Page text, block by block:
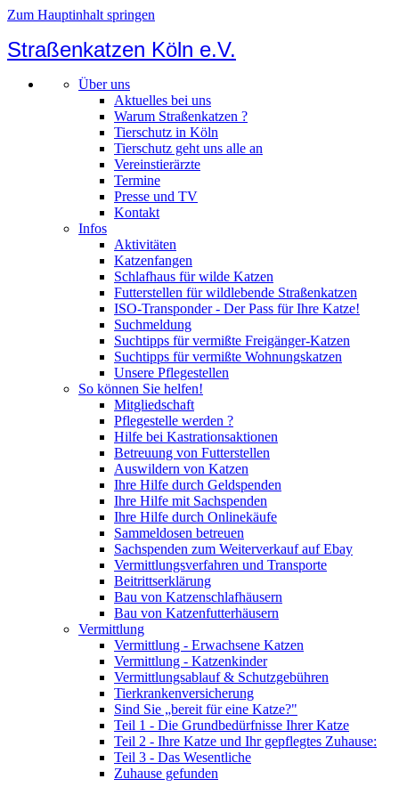
Zum Hauptinhalt springen
Straßenkatzen Köln e.V.
Über uns
Aktuelles bei uns
Warum Straßenkatzen ?
Tierschutz in Köln
Tierschutz geht uns alle an
Vereinstierärzte
Termine
Presse und TV
Kontakt
Infos
Aktivitäten
Katzenfangen
Schlafhaus für wilde Katzen
Futterstellen für wildlebende Straßenkatzen
ISO-Transponder - Der Pass für Ihre Katze!
Suchmeldung
Suchtipps für vermißte Freigänger-Katzen
Suchtipps für vermißte Wohnungskatzen
Unsere Pflegestellen
So können Sie helfen!
Mitgliedschaft
Pflegestelle werden ?
Hilfe bei Kastrationsaktionen
Betreuung von Futterstellen
Auswildern von Katzen
Ihre Hilfe durch Geldspenden
Ihre Hilfe mit Sachspenden
Ihre Hilfe durch Onlinekäufe
Sammeldosen betreuen
Sachspenden zum Weiterverkauf auf Ebay
Vermittlungsverfahren und Transporte
Beitrittserklärung
Bau von Katzenschlafhäusern
Bau von Katzenfutterhäusern
Vermittlung
Vermittlung - Erwachsene Katzen
Vermittlung - Katzenkinder
Vermittlungsablauf & Schutzgebühren
Tierkrankenversicherung
Sind Sie „bereit für eine Katze?"
Teil 1 - Die Grundbedürfnisse Ihrer Katze
Teil 2 - Ihre Katze und Ihr gepflegtes Zuhause:
Teil 3 - Das Wesentliche
Zuhause gefunden